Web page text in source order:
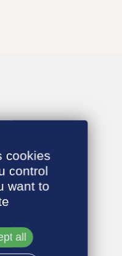
cookies
control
want to
all